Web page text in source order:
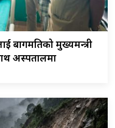
बागमतिको मुख्यमन्त्री
अस्पतालमा